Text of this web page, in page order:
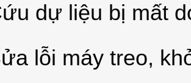
dự liệu bị mất
lỗi máy treo,